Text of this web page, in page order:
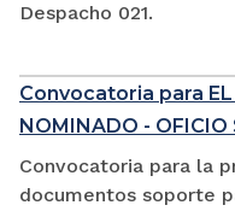
Despacho 021.
Convocatoria para EL
NOMINADO - OFICIO
Convocatoria para la
documentos soporte